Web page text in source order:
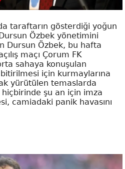
taraftarın gösterdiği yoğun
Özbek yönetimini
Dursun Özbek, bu hafta
maçı Çorum FK
sahaya konuşulan
için kurmaylarına
yürütülen temaslarda
şu an için imza
camiadaki panik havasını